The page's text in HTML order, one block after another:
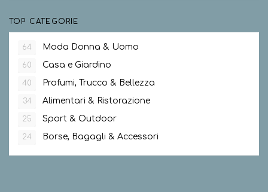
TOP CATEGORIE
64 Moda Donna & Uomo
60 Casa e Giardino
40 Profumi, Trucco & Bellezza
34 Alimentari & Ristorazione
25 Sport & Outdoor
24 Borse, Bagagli & Accessori